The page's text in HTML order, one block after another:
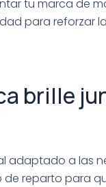
tu marca de
para reforzar
brille
adaptado a las
reparto para